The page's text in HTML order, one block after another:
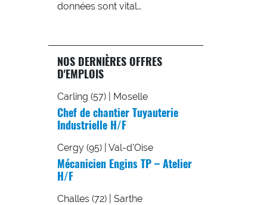
données sont vital…
NOS DERNIÈRES OFFRES
D'EMPLOIS
Carling (57) | Moselle
Chef de chantier Tuyauterie
Industrielle H/F
Cergy (95) | Val-d'Oise
Mécanicien Engins TP – Atelier
H/F
Challes (72) | Sarthe